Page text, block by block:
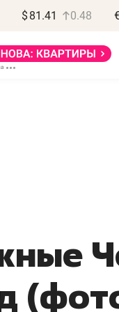
$ 81.41 0.48